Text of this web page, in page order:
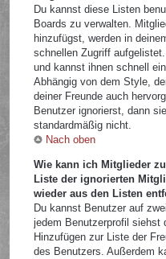
Du kannst diese Listen
Boards zu verwalten.
hinzufügst, werden in
schnellen Zugriff
und kannst ihnen schnell
Abhängig von dem Style,
deiner Freunde auch
Benutzer ignorierst, dann
standardmäßig nicht.
Nach oben
Wie kann ich Mitglieder
Liste der ignorierten
wieder aus den Listen
Du kannst Benutzer auf
jedem Benutzerprofil siehst
Hinzufügen zur Liste der
des Benutzers. Außerdem